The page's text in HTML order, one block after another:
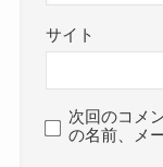
サイト
次回のコメ
の名前、メ